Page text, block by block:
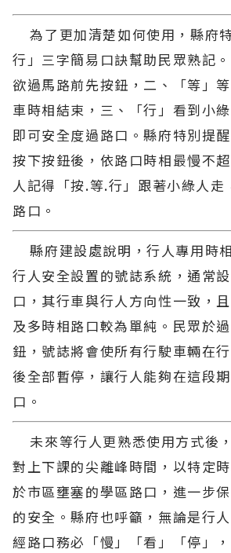
為了更加清楚如何使用，縣府
行」三字簡易口訣幫助民眾熟記
欲過馬路前先按鈕，二、「等」
車時相結束，三、「行」看到小
即可安全度過路口。縣府特別提
按下按鈕後，依路口時相最慢不
人記得「按.等.行」跟著小綠人走
路口。
縣府建設處說明，行人專用時
行人安全設置的號誌系統，通常
口，其行車與行人方向性一致，
及多時相路口較為單純。民眾於
鈕，號誌將會使所有行駛車輛在
後全部暫停，讓行人能夠在這段
口。
未來等行人更熟悉使用方式後
對上下課的尖離峰時間，以特定
於市區壅塞的學區路口，進一步
的安全。縣府也呼籲，無論是行
經路口務必「慢」「看」「停」